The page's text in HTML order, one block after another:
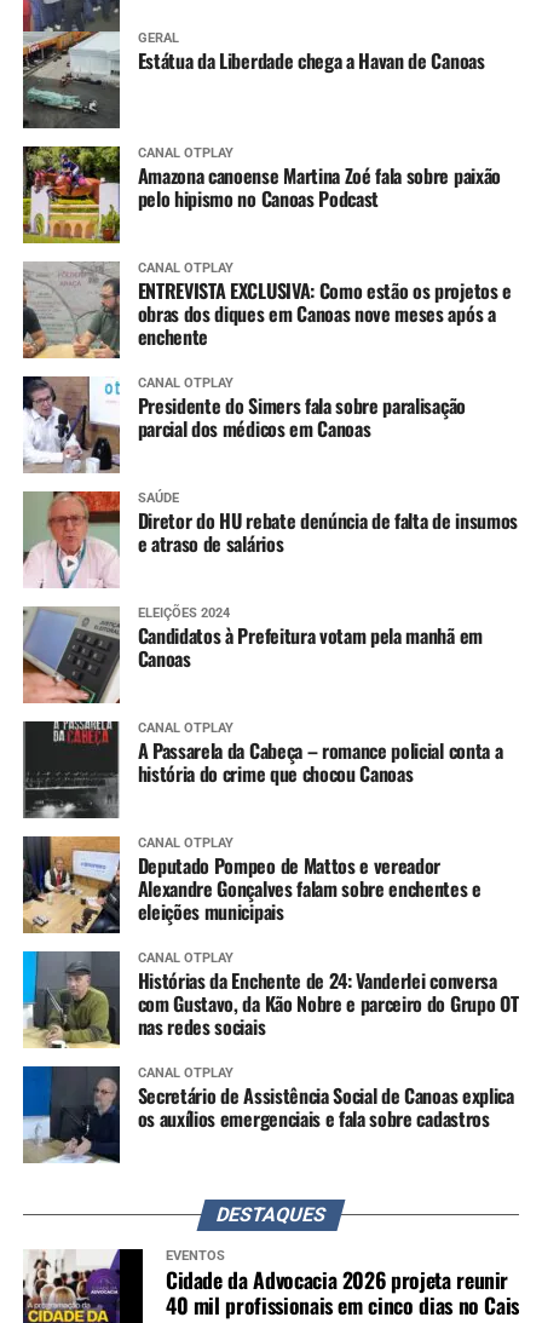
GERAL
Estátua da Liberdade chega a Havan de Canoas
CANAL OTPLAY
Amazona canoense Martina Zoé fala sobre paixão
pelo hipismo no Canoas Podcast
CANAL OTPLAY
ENTREVISTA EXCLUSIVA: Como estão os projetos e
obras dos diques em Canoas nove meses após a
enchente
CANAL OTPLAY
Presidente do Simers fala sobre paralisação
parcial dos médicos em Canoas
SAÚDE
Diretor do HU rebate denúncia de falta de insumos
e atraso de salários
ELEIÇÕES 2024
Candidatos à Prefeitura votam pela manhã em
Canoas
CANAL OTPLAY
A Passarela da Cabeça – romance policial conta a
história do crime que chocou Canoas
CANAL OTPLAY
Deputado Pompeo de Mattos e vereador
Alexandre Gonçalves falam sobre enchentes e
eleições municipais
CANAL OTPLAY
Histórias da Enchente de 24: Vanderlei conversa
com Gustavo, da Kão Nobre e parceiro do Grupo OT
nas redes sociais
CANAL OTPLAY
Secretário de Assistência Social de Canoas explica
os auxílios emergenciais e fala sobre cadastros
DESTAQUES
EVENTOS
Cidade da Advocacia 2026 projeta reunir
40 mil profissionais em cinco dias no Cais